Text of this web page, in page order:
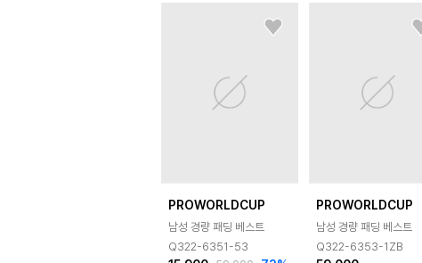
PROWORLDCUP
남성 경량 패딩 베스트
Q322-6351-53
PROWORLDCUP
남성 경량 패딩 베스트
Q322-6353-1ZB